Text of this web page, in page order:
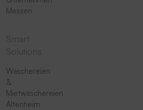
Messen
Wäschereien
&
Mietwäschereien
Altenheim